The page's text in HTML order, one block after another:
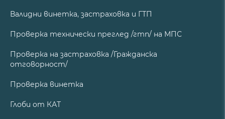
Валидни винетка, застраховка и ГТП
Проверка технически преглед /гтп/ на МПС
Проверка на застраховка /Гражданска
отговорност/
Проверка винетка
Глоби от КАТ